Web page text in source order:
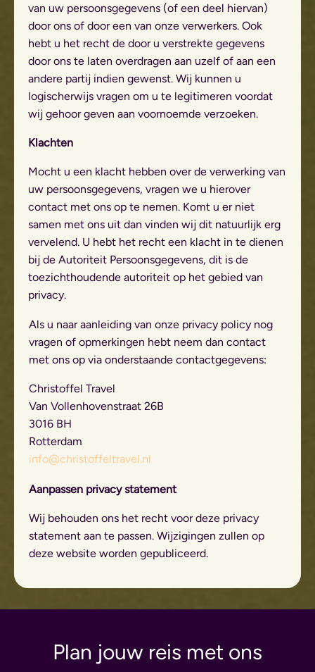
van uw persoonsgegevens (of een deel hiervan)
door ons of door een van onze verwerkers. Ook
hebt u het recht de door u verstrekte gegevens
door ons te laten overdragen aan uzelf of aan een
andere partij indien gewenst. Wij kunnen u
logischerwijs vragen om u te legitimeren voordat
wij gehoor geven aan voornoemde verzoeken.
Klachten
Mocht u een klacht hebben over de verwerking van
uw persoonsgegevens, vragen we u hierover
contact met ons op te nemen. Komt u er niet
samen met ons uit dan vinden wij dit natuurlijk erg
vervelend. U hebt het recht een klacht in te dienen
bij de Autoriteit Persoonsgegevens, dit is de
toezichthoudende autoriteit op het gebied van
privacy.
Als u naar aanleiding van onze privacy policy nog
vragen of opmerkingen hebt neem dan contact
met ons op via onderstaande contactgegevens:
Christoffel Travel
Van Vollenhovenstraat 26B
3016 BH
Rotterdam
info@christoffeltravel.nl
Aanpassen privacy statement
Wij behouden ons het recht voor deze privacy
statement aan te passen. Wijzigingen zullen op
deze website worden gepubliceerd.
Plan jouw reis met ons